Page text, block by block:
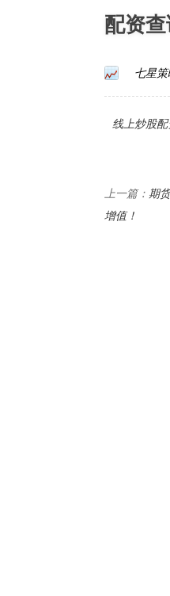
配资
七星策
线上炒股
上一篇： 期
增值！